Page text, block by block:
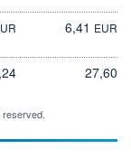
6,41 EUR
27,60